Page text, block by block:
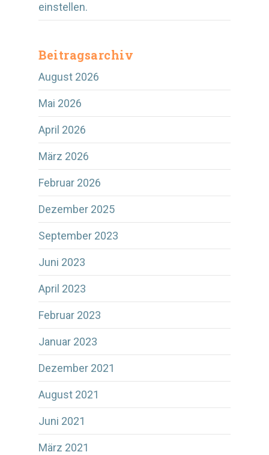
einstellen.
Beitragsarchiv
August 2026
Mai 2026
April 2026
März 2026
Februar 2026
Dezember 2025
September 2023
Juni 2023
April 2023
Februar 2023
Januar 2023
Dezember 2021
August 2021
Juni 2021
März 2021